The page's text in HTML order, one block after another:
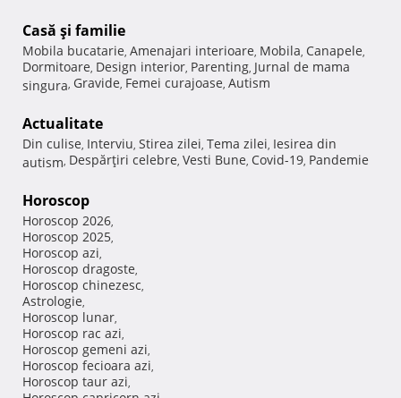
Casă şi familie
Mobila bucatarie, Amenajari interioare, Mobila, Canapele,
Dormitoare, Design interior, Parenting, Jurnal de mama
singura, Gravide, Femei curajoase, Autism
Actualitate
Din culise, Interviu, Stirea zilei, Tema zilei, Iesirea din
autism, Despărţiri celebre, Vesti Bune, Covid-19, Pandemie
Horoscop
Horoscop 2026,
Horoscop 2025,
Horoscop azi,
Horoscop dragoste,
Horoscop chinezesc,
Astrologie,
Horoscop lunar,
Horoscop rac azi,
Horoscop gemeni azi,
Horoscop fecioara azi,
Horoscop taur azi,